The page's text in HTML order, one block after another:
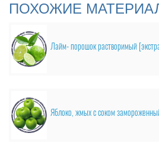
ПОХОЖИЕ
Лайм- порошок растворимый
Яблоко, жмых с соком